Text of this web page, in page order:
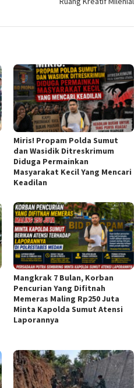
Miris! Propam Polda Sumut
dan Wasidik Ditreskrimum
Diduga Permainkan
Masyarakat Kecil Yang Mencari
Keadilan
Mangkrak 7 Bulan, Korban
Pencurian Yang Difitnah
Memeras Maling Rp250 Juta
Minta Kapolda Sumut Atensi
Laporannya